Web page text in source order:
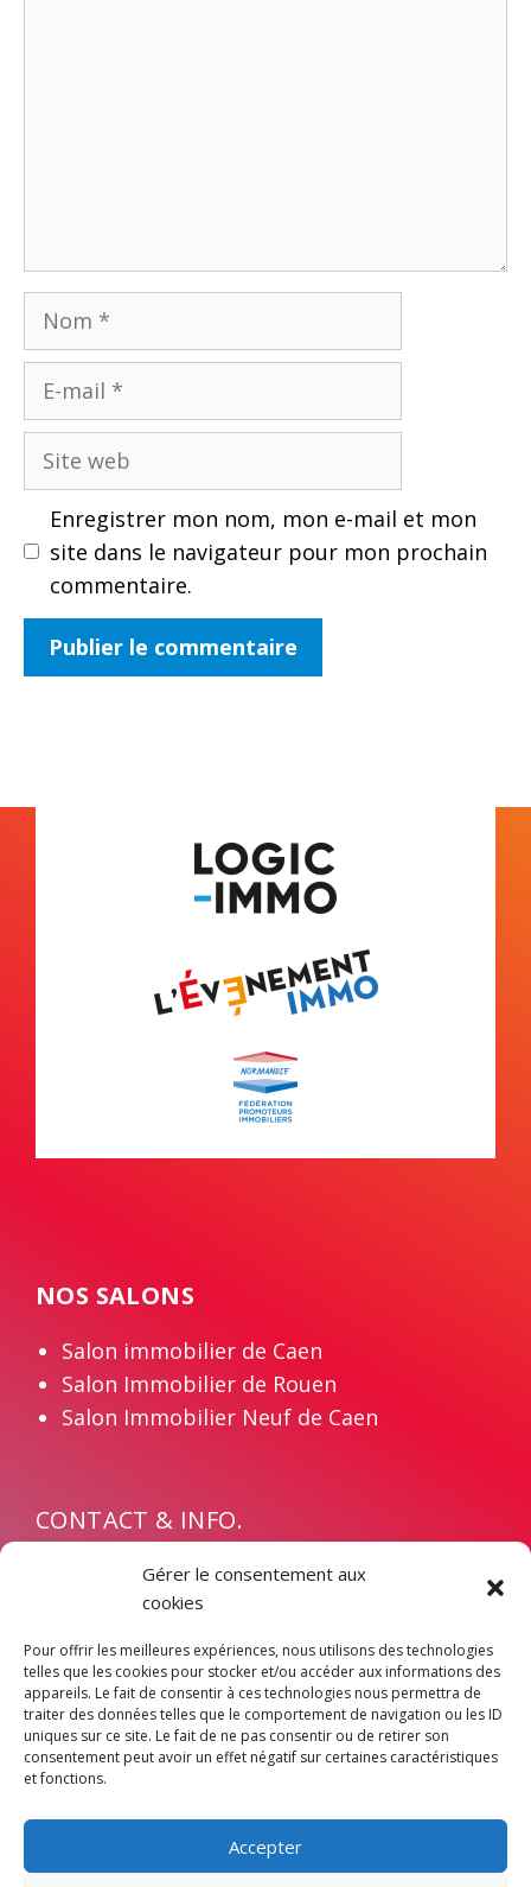
Gérer le consentement aux
cookies
Pour offrir les meilleures expériences, nous utilisons des technologies
telles que les cookies pour stocker et/ou accéder aux informations des
appareils. Le fait de consentir à ces technologies nous permettra de
traiter des données telles que le comportement de navigation ou les ID
uniques sur ce site. Le fait de ne pas consentir ou de retirer son
consentement peut avoir un effet négatif sur certaines caractéristiques
et fonctions.
Accepter
Nom
Site
Enregistrer mon nom, mon e-mail et mon
site dans le navigateur pour mon prochain
commentaire.
NOS SALONS
Salon immobilier de Caen
Salon Immobilier de Rouen
Salon Immobilier Neuf de Caen
CONTACT & INFO.
Devenir exposant
Politique de confidentialité